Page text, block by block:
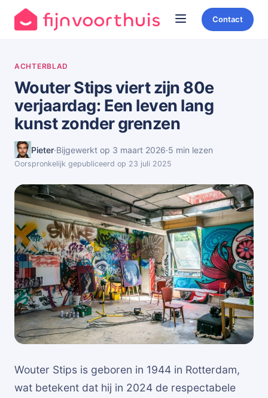
Contact
ACHTERBLAD
Wouter Stips viert zijn 80e
verjaardag: Een leven lang
kunst zonder grenzen
Pieter·Bijgewerkt op 3 maart 2026·5 min lezen
Oorspronkelijk gepubliceerd op 23 juli 2025
Wouter Stips is geboren in 1944 in Rotterdam,
wat betekent dat hij in 2024 de respectabele